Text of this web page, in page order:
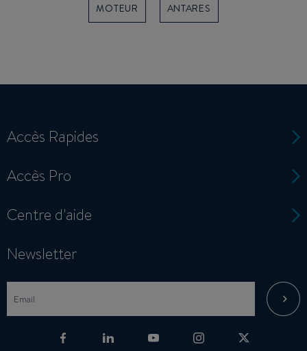
MOTEUR ANTARES
Accès Rapides
Accès Pro
Centre d'aide
Newsletter